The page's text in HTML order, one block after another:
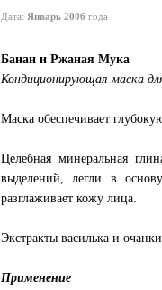
Дата: Январь 2006 года
Банан и Ржаная Мука
Кондиционирующая маска
Маска обеспечивает
Целебная минеральная
выделений, легли в
разглаживает кожу лица.
Экстракты василька и
Применение